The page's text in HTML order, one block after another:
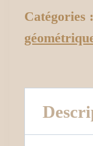
Catégories :